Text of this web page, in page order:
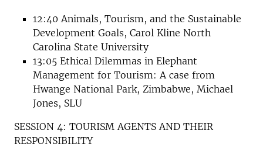
12:40 Animals, Tourism, and the Sustainable
Development Goals, Carol Kline North
Carolina State University
13:05 Ethical Dilemmas in Elephant
Management for Tourism: A case from
Hwange National Park, Zimbabwe, Michael
Jones, SLU
SESSION 4: TOURISM AGENTS AND THEIR
RESPONSIBILITY